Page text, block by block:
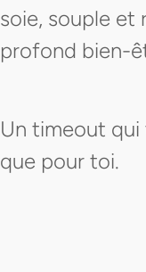
soie, souple et
profond bien-
Un timeout qui
que pour toi.